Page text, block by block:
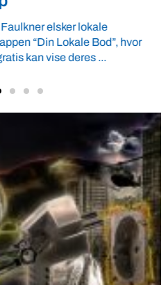
tilbyder ordnede forhold, som
også i usikre tider. VBF byder